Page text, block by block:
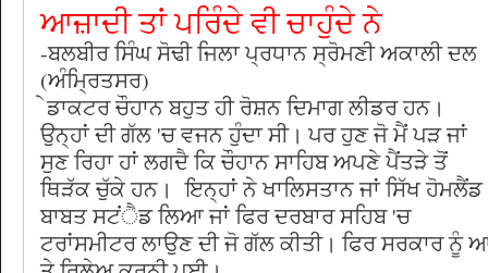
ਆਜ਼ਾਦੀ ਤਾਂ ਪਰਿੰਦੇ ਵੀ ਚਾਹੁੰਦੇ ਨੇ
-ਬਲਬੀਰ ਸਿੰਘ ਸੋਢੀ ਜਿਲਾ ਪ੍ਰਧਾਨ ਸ੍ਰੋਮਣੀ ਅਕਾਲੀ ਦਲ
(ਅੰਮ੍ਰਿਤਸਰ)
ੇਡਾਕਟਰ ਚੌਹਾਨ ਬਹੁਤ ਹੀ ਰੋਸ਼ਨ ਦਿਮਾਗ ਲੀਡਰ ਹਨ।
ਉਨ੍ਹਾਂ ਦੀ ਗੱਲ 'ਚ ਵਜਨ ਹੁੰਦਾ ਸੀ। ਪਰ ਹੁਣ ਜੋ ਮੈਂ ਪੜ ਜਾਂ
ਸੁਣ ਰਿਹਾ ਹਾਂ ਲਗਦੈ ਕਿ ਚੌਹਾਨ ਸਾਹਿਬ ਅਪਣੇ ਪੈਂਤੜੇ ਤੋਂ
ਥਿੜੱਕ ਚੁੱਕੇ ਹਨ। ਇਨ੍ਹਾਂ ਨੇ ਖਾਲਿਸਤਾਨ ਜਾਂ ਸਿੱਖ ਹੋਮਲੈਂਡ
ਬਾਬਤ ਸਟਂੈਡ ਲਿਆ ਜਾਂ ਫਿਰ ਦਰਬਾਰ ਸਹਿਬ 'ਚ
ਟਰਾਂਸਮੀਟਰ ਲਾਉਣ ਦੀ ਜੋ ਗੱਲ ਕੀਤੀ। ਫਿਰ ਸਰਕਾਰ ਨੂੰ